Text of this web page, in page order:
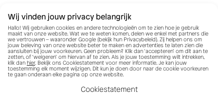
Wij vinden jouw privacy belangrijk
Hallo! Wij gebruiken cookies en andere technologieën om te zien hoe je gebruik
maakt van onze website. Wat we te weten komen, delen we enkel met partners die
we vertrouwen – waaronder Google (bekijk hun Privacybeleid). Zij helpen ons om
jouw beleving van onze website beter te maken en advertenties te laten zien die
aansluiten bij jouw voorkeuren. Geen probleem? Klik dan ‘accepteren’ om dit aan te
zetten, of ‘weigeren’ om hiervan af te zien. Als je jouw toestemming wilt intrekken,
klik dan hier. Bekijk ons Cookiestatement voor meer informatie. Je kan jouw
toestemming elk moment wijzigen. Dit kun je doen door naar de cookie voorkeuren
te gaan onderaan elke pagina op onze website.
Cookiestatement